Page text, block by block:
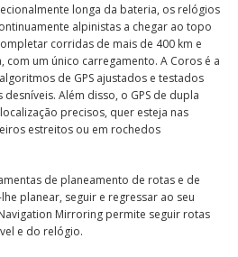
longa da bateria, os relógios
alpinistas a chegar ao topo
corridas de mais de 400 km e
com um único carregamento. A Coros é a
de GPS ajustados e testados
Além disso, o GPS de dupla
precisos, quer esteja nas
estreitos ou em rochedos
de planeamento de rotas e de
planear, seguir e regressar ao seu
Mirroring permite seguir rotas
e do relógio.